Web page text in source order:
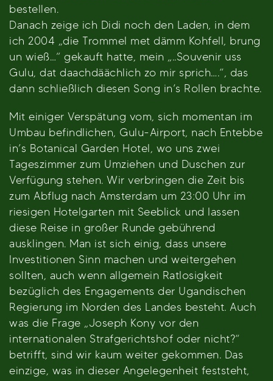
bestellen.
Danach zeige ich Didi noch den Laden, in dem
ich 2004 „die Trommel met dämm Kohfell, brung
un wieß…“ gekauft hatte, mein „..Souvenir uss
Gulu, dat daachdäächlich zo mir sprich….“, das
dann schließlich diesen Song in’s Rollen brachte.
Mit einiger Verspätung vom, sich momentan im
Umbau befindlichen, Gulu-Airport, nach Entebbe
in’s Botanical Garden Hotel, wo uns zwei
Tageszimmer zum Umziehen und Duschen zur
Verfügung stehen. Wir verbringen die Zeit bis
zum Abflug nach Amsterdam um 23:00 Uhr im
riesigen Hotelgarten mit Seeblick und lassen
diese Reise in großer Runde gebührend
ausklingen. Man ist sich einig, dass unsere
Investitionen Sinn machen und weitergehen
sollten, auch wenn allgemein Ratlosigkeit
bezüglich des Engagements der Ugandischen
Regierung im Norden des Landes besteht. Auch
was die Frage „Joseph Kony vor den
internationalen Strafgerichtshof oder nicht?“
betrifft, sind wir kaum weiter gekommen. Das
einzige, was in dieser Angelegenheit feststeht,